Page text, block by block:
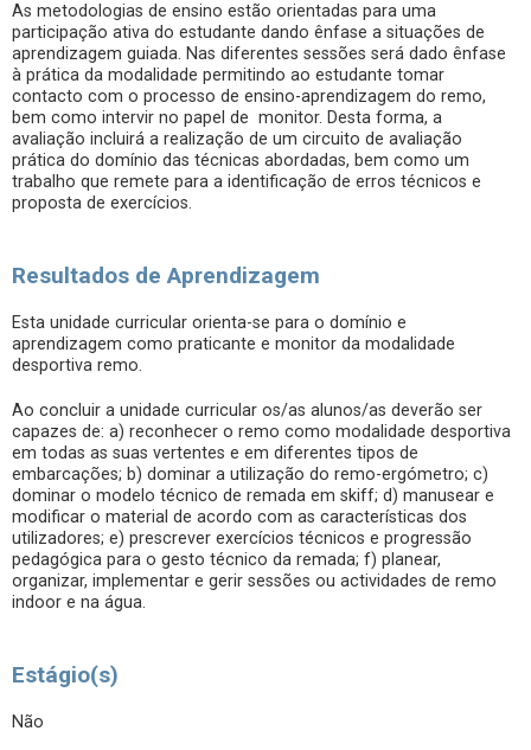
As metodologias de ensino estão orientadas para uma
participação ativa do estudante dando ênfase a situações de
aprendizagem guiada. Nas diferentes sessões será dado ênfase
à prática da modalidade permitindo ao estudante tomar
contacto com o processo de ensino-aprendizagem do remo,
bem como intervir no papel de monitor. Desta forma, a
avaliação incluirá a realização de um circuito de avaliação
prática do domínio das técnicas abordadas, bem como um
trabalho que remete para a identificação de erros técnicos e
proposta de exercícios.
Resultados de Aprendizagem
Esta unidade curricular orienta-se para o domínio e
aprendizagem como praticante e monitor da modalidade
desportiva remo.
Ao concluir a unidade curricular os/as alunos/as deverão ser
capazes de: a) reconhecer o remo como modalidade desportiva
em todas as suas vertentes e em diferentes tipos de
embarcações; b) dominar a utilização do remo-ergómetro; c)
dominar o modelo técnico de remada em skiff; d) manusear e
modificar o material de acordo com as características dos
utilizadores; e) prescrever exercícios técnicos e progressão
pedagógica para o gesto técnico da remada; f) planear,
organizar, implementar e gerir sessões ou actividades de remo
indoor e na água.
Estágio(s)
Não